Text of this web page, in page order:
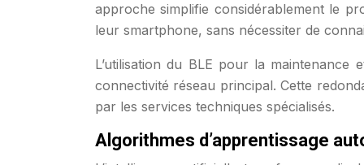
approche simplifie considérablement le
leur smartphone, sans nécessiter de
L’utilisation du BLE pour la
connectivité réseau principal. Cette
par les services techniques spécialisés.
Algorithmes d’apprentissage